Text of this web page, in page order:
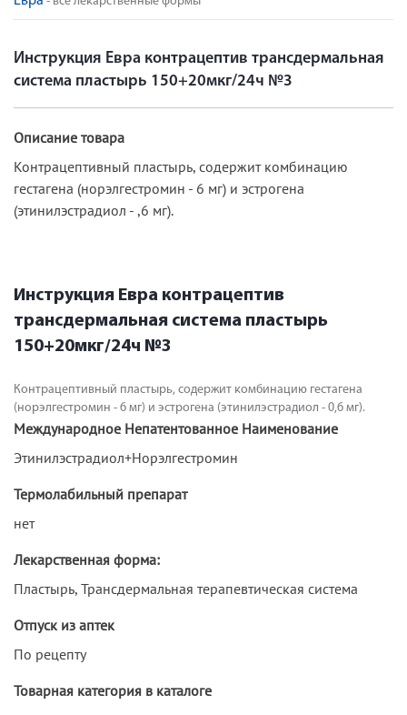
Инструкция Евра контрацептив трансдермальная
система пластырь 150+20мкг/24ч №3
Описание товара
Контрацептивный пластырь, содержит комбинацию
гестагена (норэлгестромин - 6 мг) и эстрогена
(этинилэстрадиол - ,6 мг).
Инструкция Евра контрацептив
трансдермальная система пластырь
150+20мкг/24ч №3
Контрацептивный пластырь, содержит комбинацию гестагена
(норэлгестромин - 6 мг) и эстрогена (этинилэстрадиол - 0,6 мг).
Международное Непатентованное Наименование
Этинилэстрадиол+Норэлгестромин
Термолабильный препарат
нет
Лекарственная форма:
Пластырь, Трансдермальная терапевтическая система
Отпуск из аптек
По рецепту
Товарная категория в каталоге